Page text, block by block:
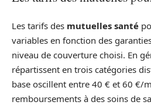
Les tarifs des mutuelles santé
variables en fonction des
niveau de couverture choisi. En
répartissent en trois catégories
base oscillent entre 40 € et 60 €/
remboursements à des soins de